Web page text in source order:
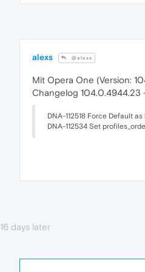
alexs @alexs
Mit Opera One (Version:
Changelog 104.0.4944.23
DNA-112518 Force Default
DNA-112534 Set
16 days later